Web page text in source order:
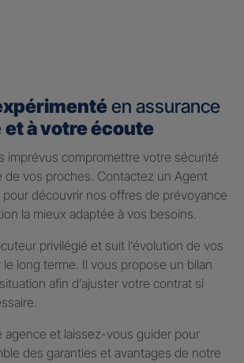
en assurance
et à votre écoute
imprévus compromettre votre sécurité
de vos proches. Contactez un Agent
pour découvrir nos offres de prévoyance
la mieux adaptée à vos besoins.
privilégié et suit l’évolution de vos
long terme. Il vous propose un bilan
afin d’ajuster votre contrat si
agence et laissez-vous guider pour
des garanties et avantages de notre